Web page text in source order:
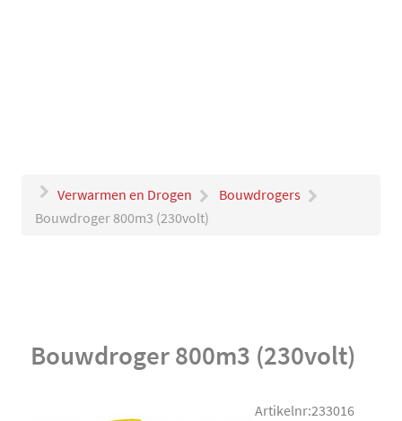
Verwarmen en Drogen
Bouwdrogers
Bouwdroger 800m3 (230volt)
Bouwdroger 800m3 (230volt)
Artikelnr:233016